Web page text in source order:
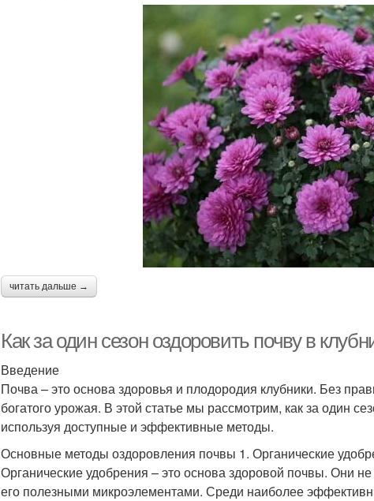
читать дальше →
Как за один сезон оздоровить почву в
Введение
Почва – это основа здоровья и плодородия клубники. Без
богатого урожая. В этой статье мы рассмотрим, как за один
используя доступные и эффективные методы.
Основные методы оздоровления почвы 1. Органические
Органические удобрения – это основа здоровой почвы. Они
его полезными микроэлементами. Среди наиболее